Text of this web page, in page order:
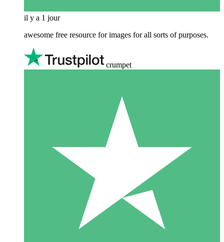
il y a 1 jour
awesome free resource for images for all sorts of purposes.
crumpet